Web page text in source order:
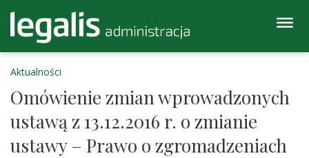
Aktualności
Omówienie zmian wprowadzonych
ustawą z 13.12.2016 r. o zmianie
ustawy – Prawo o zgromadzeniach